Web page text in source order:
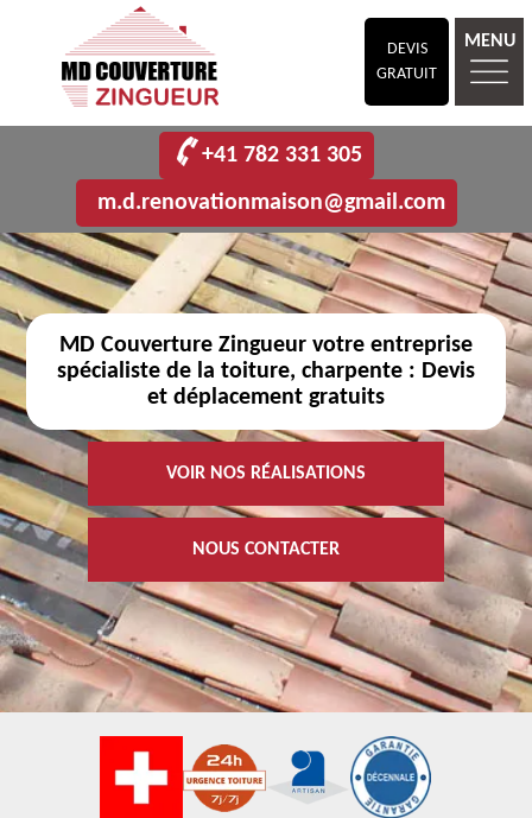
DEVIS
GRATUIT
MENU
+41 782 331 305
m.d.renovationmaison@gmail.com
MD Couverture Zingueur votre entreprise
spécialiste de la toiture, charpente : Devis
et déplacement gratuits
VOIR NOS RÉALISATIONS
NOUS CONTACTER